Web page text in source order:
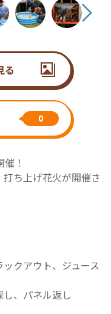
る
0
！
ち上げ花火が開催さ
クアウト、ジュース
、パネル返し